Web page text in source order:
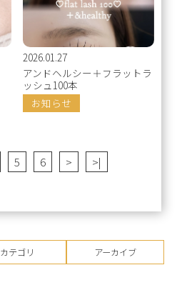
2026.01.27
アンドヘルシー＋フラットラ
ッシュ100本
お知らせ
5 6 > >|
カテゴリ アーカイブ